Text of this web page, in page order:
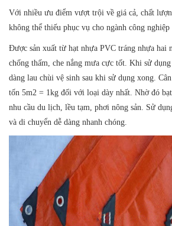
Với nhiều ưu điểm vượt trội về giá cả, chất
không thể thiếu phục vụ cho ngành công
Được sản xuất từ hạt nhựa PVC tráng nhựa hai
chống thấm, che nắng mưa cực tốt. Khi sử
dàng lau chùi vệ sinh sau khi sử dụng xong.
tốn 5m2 = 1kg đối với loại dày nhất. Nhờ đó
nhu cầu du lịch, lều tạm, phơi nông sản. Sử
và di chuyển dễ dàng nhanh chóng.